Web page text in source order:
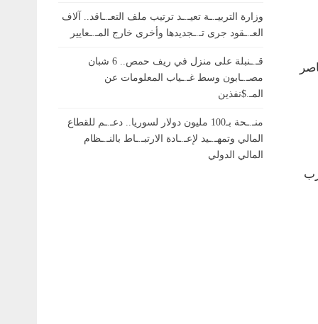
من العناصر المرافقين له، وأصيب أكثر من 10 عناصر
وزارة التربيـ.ـة تعيـ.ـد ترتيب ملف التعـ.ـاقد.. آلاف
العـ.ـقود جرى تـ.ـجديدها وأخرى خارج المـ.ـعايير
قـ.ـنبلة على منزل في ريف حمص.. 6 شبان
مصـ.ـابون وسط غـ.ـياب المعلومات عن
المـ.$نفذين
منـ.ـحة بـ100 مليون دولار لسوريا.. دعـ.ـم للقطاع
المالي وتمهـ.ـيد لإعـ.ـادة الارتبـ.ـاط بالنـ.ـظام
المالي الدولي